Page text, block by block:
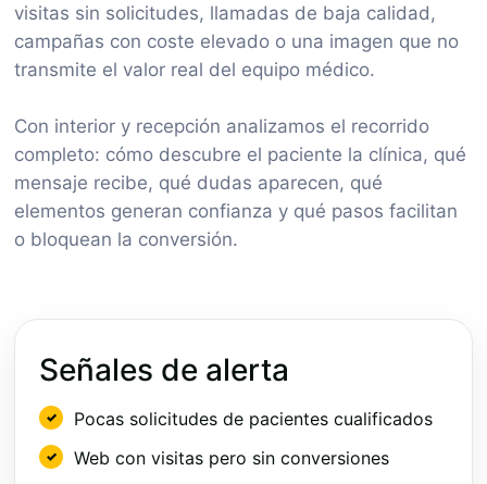
visitas sin solicitudes, llamadas de baja calidad,
campañas con coste elevado o una imagen que no
transmite el valor real del equipo médico.
Con interior y recepción analizamos el recorrido
completo: cómo descubre el paciente la clínica, qué
mensaje recibe, qué dudas aparecen, qué
elementos generan confianza y qué pasos facilitan
o bloquean la conversión.
Señales de alerta
Pocas solicitudes de pacientes cualificados
Web con visitas pero sin conversiones